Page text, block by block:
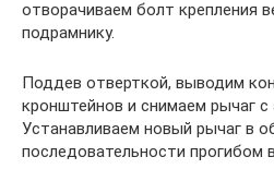
отворачиваем болт крепления
подрамнику.
Поддев отверткой, выводим
кронштейнов и снимаем рычаг с
Устанавливаем новый рычаг в
последовательности прогибом